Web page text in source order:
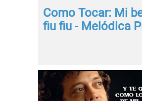
Como Tocar: Mi
fiu fiu - Melódica